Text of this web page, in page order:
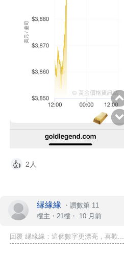
👍 2人
縁緣緣 ・ 讚數第 11
樓主 ・21樓・ 10 月前
回覆 縁緣緣：這個數字更漂亮，喜歡...